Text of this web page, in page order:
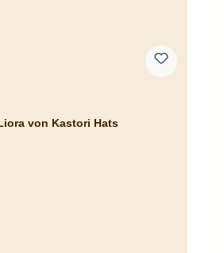
von Kastori Hats